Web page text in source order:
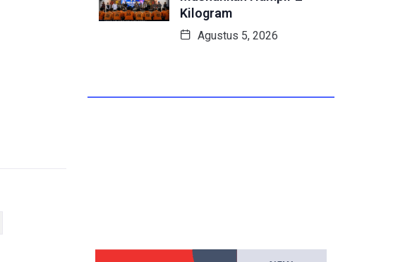
Kilogram
Agustus 5, 2026